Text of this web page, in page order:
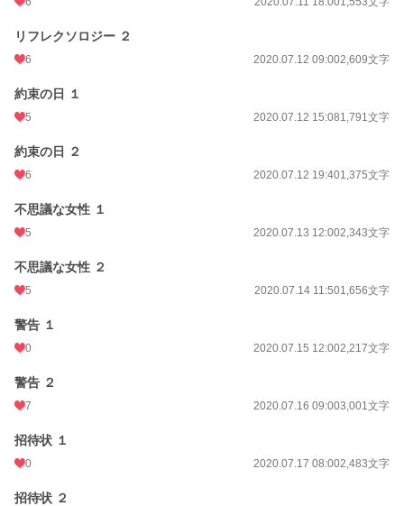
リフレクソロジー ２
6 2020.07.12 09:002,609文字
約束の日 １
5 2020.07.12 15:081,791文字
約束の日 ２
6 2020.07.12 19:401,375文字
不思議な女性 １
5 2020.07.13 12:002,343文字
不思議な女性 ２
5 2020.07.14 11:501,656文字
警告 １
0 2020.07.15 12:002,217文字
警告 ２
7 2020.07.16 09:003,001文字
招待状 １
0 2020.07.17 08:002,483文字
招待状 ２